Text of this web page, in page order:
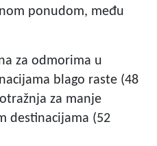
ponudom, među
za odmorima u
blago raste (48
za manje
destinacijama (52